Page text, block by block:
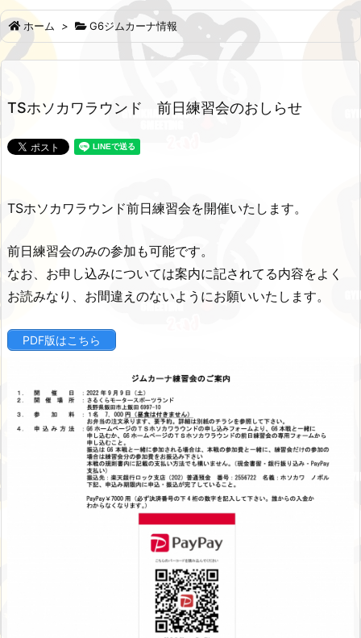
ホーム > G6ジムカーナ情報
TSホソカワラウンド 前日練習会のおしらせ
TSホソカワラウンド前日練習会を開催いたします。
前日練習会のみの参加も可能です。
なお、お申し込みについては案内に記されてる内容をよく
お読みなり、お間違えのないようにお願いいたします。
PDF版はこちら